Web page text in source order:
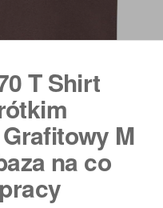
T Shirt
M
na co